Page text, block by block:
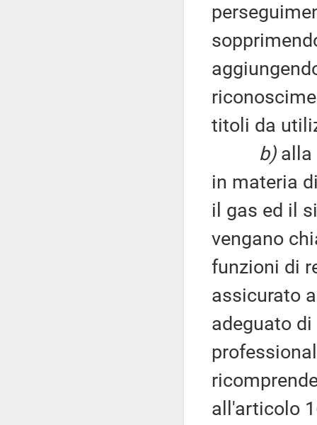
titoli da
b)alla
in materia
il gas ed il
vengano
funzioni di
assicurato
adeguato
all'articolo